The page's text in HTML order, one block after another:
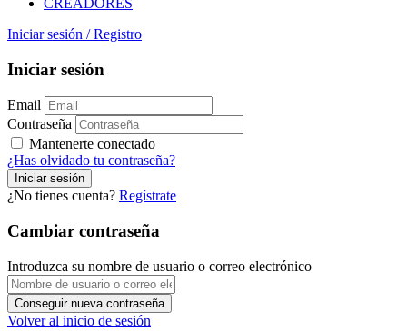
CREADORES
Iniciar sesión / Registro
Iniciar sesión
Email
Contraseña
Mantenerte conectado
¿Has olvidado tu contraseña?
¿No tienes cuenta? Regístrate
Cambiar contraseña
Introduzca su nombre de usuario o correo electrónico
Volver al inicio de sesión